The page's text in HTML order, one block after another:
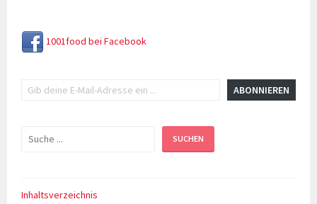
1001food bei Facebook
ABONNIEREN
Suchen SUCHEN
Inhaltsverzeichnis